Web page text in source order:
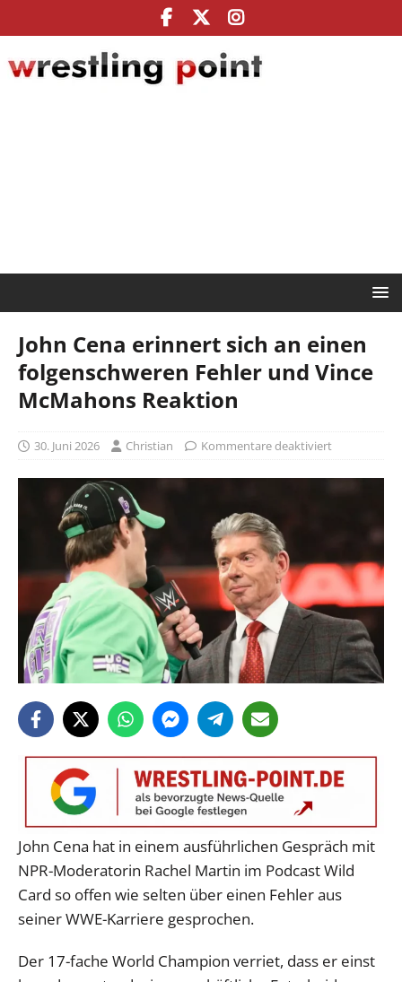
John Cena erinnert sich an einen
folgenschweren Fehler und Vince
McMahons Reaktion
30. Juni 2026 Christian Kommentare deaktiviert
John Cena hat in einem ausführlichen Gespräch mit
NPR-Moderatorin Rachel Martin im Podcast Wild
Card so offen wie selten über einen Fehler aus
seiner WWE-Karriere gesprochen.
Der 17-fache World Champion verriet, dass er einst